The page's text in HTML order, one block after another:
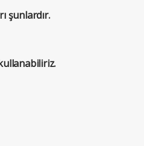
şunlardır.